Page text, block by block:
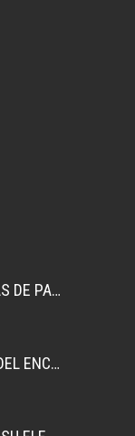
ATLETAS INDÍGENAS DE PANAMÁ, GANAN MEDALLAS EN COLOMBIA.
ADJAP PARTICIPA DEL ENCUENTRO DEPORTIVO EN MEXICO